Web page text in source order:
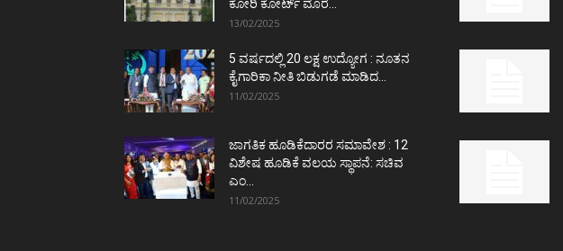
ಕೋರಿ ಕೋರ್ಟ್‌ ಮೊರೆ...
13/02/2025
5 ವರ್ಷದಲ್ಲಿ 20 ಲಕ್ಷ ಉದ್ಯೋಗ : ನೂತನ
ಕೈಗಾರಿಕಾ ನೀತಿ ಬಿಡುಗಡೆ ಮಾಡಿದ...
11/02/2025
ಜಾಗತಿಕ ಹೂಡಿಕೆದಾರರ ಸಮಾವೇಶ : 12
ವಿಶೇಷ ಹೂಡಿಕೆ ವಲಯ ಸ್ಥಾಪನೆ: ಸಚಿವ
ಎಂ...
11/02/2025